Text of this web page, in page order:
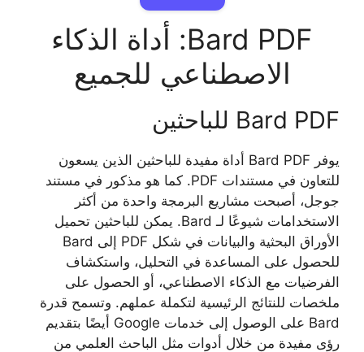
Bard PDF: أداة الذكاء
الاصطناعي للجميع
Bard PDF للباحثين
يوفر Bard PDF أداة مفيدة للباحثين الذين يسعون
للتعاون في مستندات PDF. كما هو مذكور في مستند
جوجل، أصبحت مشاريع البرمجة واحدة من أكثر
الاستخدامات شيوعًا لـ Bard. يمكن للباحثين تحميل
الأوراق البحثية والبيانات في شكل PDF إلى Bard
للحصول على المساعدة في التحليل، واستكشاف
الفرضيات مع الذكاء الاصطناعي، أو الحصول على
ملخصات للنتائج الرئيسية لتكملة عملهم. وتسمح قدرة
Bard على الوصول إلى خدمات Google أيضًا بتقديم
رؤى مفيدة من خلال أدوات مثل الباحث العلمي من